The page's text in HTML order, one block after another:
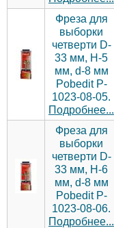
Фреза для
выборки
четверти D-
33 мм, H-5
мм, d-8 мм
Pobedit P-
1023-08-05.
Подробнее...
Фреза для
выборки
четверти D-
33 мм, H-6
мм, d-8 мм
Pobedit P-
1023-08-06.
Подробнее...